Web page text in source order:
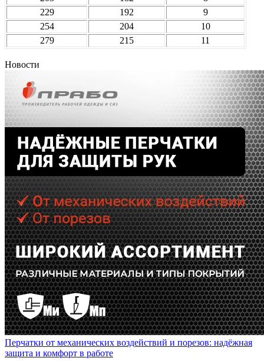
229
192
9
254
204
10
279
215 11
Новости
Перчатки от механических воздействий и порезов: надёжная
защита и комфорт в работе